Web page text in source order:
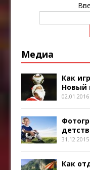
Медиа
Как
Новый
02.01.2016
31.12.2015
Как